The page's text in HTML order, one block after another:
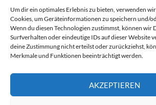
Um dir ein optimales Erlebnis zu bieten, verwenden
Cookies, um Geräteinformationen zu speichern und/
Wenn du diesen Technologien zustimmst, können wir
Surfverhalten oder eindeutige IDs auf dieser Website
deine Zustimmung nicht erteilst oder zurückziehst,
Merkmale und Funktionen beeinträchtigt werden.
AKZEPTIEREN
OFFIZIELLES
Impressum